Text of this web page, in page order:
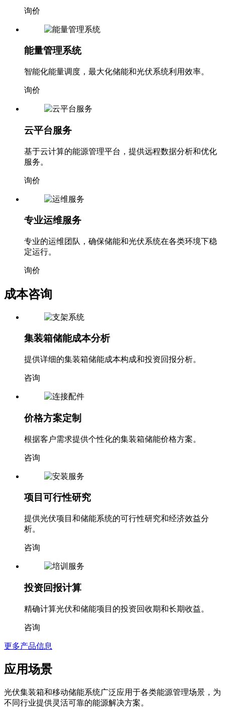
询价
能量管理系统
智能化能量调度，最大化储能和光伏系统利用效率。
询价
云平台服务
基于云计算的能源管理平台，提供远程数据分析和优化
服务。
询价
专业运维服务
专业的运维团队，确保储能和光伏系统在各类环境下稳
定运行。
询价
成本咨询
集装箱储能成本分析
提供详细的集装箱储能成本构成和投资回报分析。
咨询
价格方案定制
根据客户需求提供个性化的集装箱储能价格方案。
咨询
项目可行性研究
提供光伏项目和储能系统的可行性研究和经济效益分
析。
咨询
投资回报计算
精确计算光伏和储能项目的投资回收期和长期收益。
咨询
更多产品信息
应用场景
光伏集装箱和移动储能系统广泛应用于各类能源管理场景，为
不同行业提供灵活可靠的能源解决方案。